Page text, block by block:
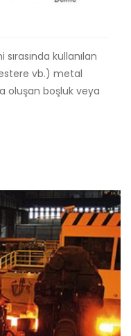
kullanılan
vb.) metal
oluşan boşluk veya